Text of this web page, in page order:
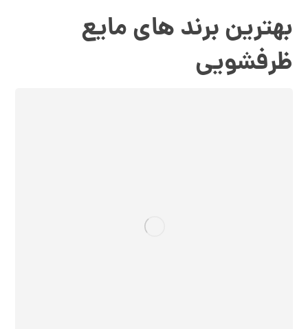
بهترین برند های مایع
ظرفشویی